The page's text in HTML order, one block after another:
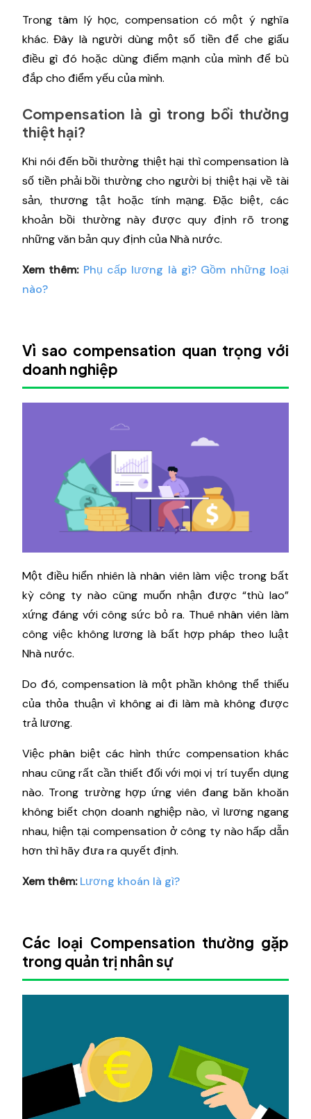
Trong tâm lý học, compensation có một ý nghĩa
khác. Đây là người dùng một số tiền để che giấu
điều gì đó hoặc dùng điểm mạnh của mình để bù
đắp cho điểm yếu của mình.
Compensation là gì trong bồi thường
thiệt hại?
Khi nói đến bồi thường thiệt hại thì compensation là
số tiền phải bồi thường cho người bị thiệt hại về tài
sản, thương tật hoặc tính mạng. Đặc biệt, các
khoản bồi thường này được quy định rõ trong
những văn bản quy định của Nhà nước.
Xem thêm: Phụ cấp lương là gì? Gồm những loại
nào?
Vì sao compensation quan trọng với
doanh nghiệp
Một điều hiển nhiên là nhân viên làm việc trong bất
kỳ công ty nào cũng muốn nhận được “thù lao”
xứng đáng với công sức bỏ ra. Thuê nhân viên làm
công việc không lương là bất hợp pháp theo luật
Nhà nước.
Do đó, compensation là một phần không thể thiếu
của thỏa thuận vì không ai đi làm mà không được
trả lương.
Việc phân biệt các hình thức compensation khác
nhau cũng rất cần thiết đối với mọi vị trí tuyển dụng
nào. Trong trường hợp ứng viên đang băn khoăn
không biết chọn doanh nghiệp nào, vì lương ngang
nhau, hiện tại compensation ở công ty nào hấp dẫn
hơn thì hãy đưa ra quyết định.
Xem thêm: Lương khoán là gì?
Các loại Compensation thường gặp
trong quản trị nhân sự